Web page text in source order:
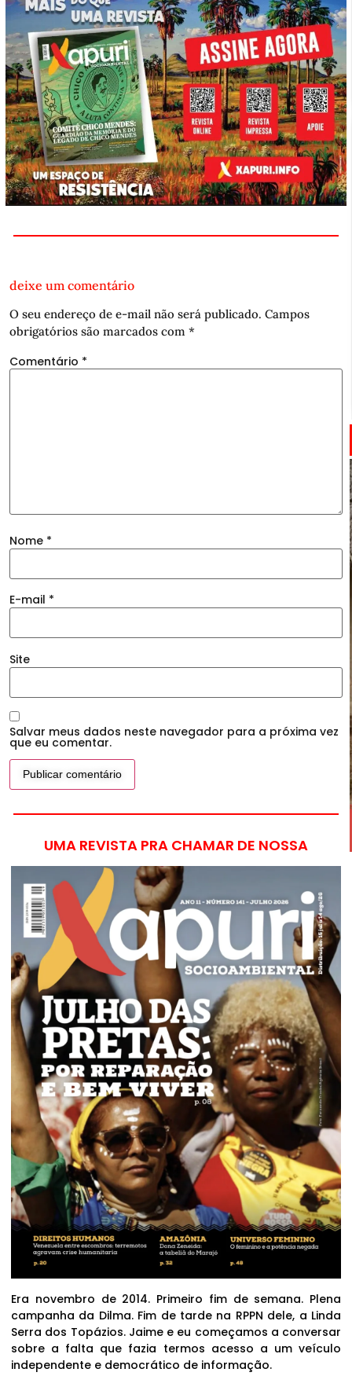
deixe um comentário
O seu endereço de e-mail não será publicado. Campos
obrigatórios são marcados com *
Comentário *
Nome *
E-mail *
Site
Salvar meus dados neste navegador para a próxima vez
que eu comentar.
UMA REVISTA PRA CHAMAR DE NOSSA
Era novembro de 2014. Primeiro fim de semana. Plena
campanha da Dilma. Fim de tarde na RPPN dele, a Linda
Serra dos Topázios. Jaime e eu começamos a conversar
sobre a falta que fazia termos acesso a um veículo
independente e democrático de informação.